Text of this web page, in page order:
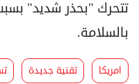
تتحرك "بحذر شديد"
بالسلامة.
امريكا تقنية جديدة